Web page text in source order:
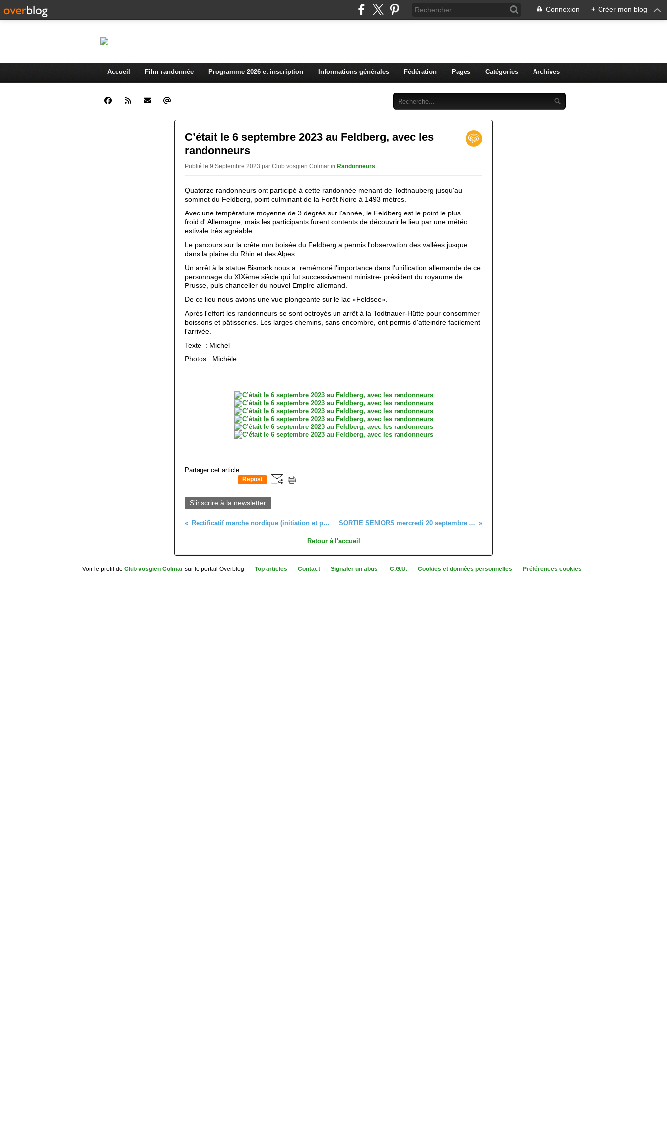
Connexion + Créer mon blog
Accueil Film randonnée Programme 2026 et inscription Informations générales Fédération Pages Catégories Archives
C’était le 6 septembre 2023 au Feldberg, avec les
randonneurs
Publié le 9 Septembre 2023 par Club vosgien Colmar in Randonneurs
Quatorze randonneurs ont participé à cette randonnée menant de Todtnauberg jusqu'au
sommet du Feldberg, point culminant de la Forêt Noire à 1493 mètres.
Avec une température moyenne de 3 degrés sur l'année, le Feldberg est le point le plus
froid d' Allemagne, mais les participants furent contents de découvrir le lieu par une météo
estivale très agréable.
Le parcours sur la crête non boisée du Feldberg a permis l'observation des vallées jusque
dans la plaine du Rhin et des Alpes.
Un arrêt à la statue Bismark nous a remémoré l'importance dans l'unification allemande de ce
personnage du XIXème siècle qui fut successivement ministre- président du royaume de
Prusse, puis chancelier du nouvel Empire allemand.
De ce lieu nous avions une vue plongeante sur le lac «Feldsee».
Après l'effort les randonneurs se sont octroyés un arrêt à la Todtnauer-Hütte pour consommer
boissons et pâtisseries. Les larges chemins, sans encombre, ont permis d'atteindre facilement
l'arrivée.
Texte : Michel
Photos : Michèle
Partager cet article
Repost
S'inscrire à la newsletter
Rectificatif marche nordique (initiation et perfectionnement), lundi 11 septembre 2023 SORTIE SENIORS mercredi 20 septembre 2023, Randonnée dans la vallée d’Orbey
Retour à l'accueil
Voir le profil de Club vosgien Colmar sur le portail Overblog Top articles Contact Signaler un abus C.G.U. Cookies et données personnelles Préférences cookies